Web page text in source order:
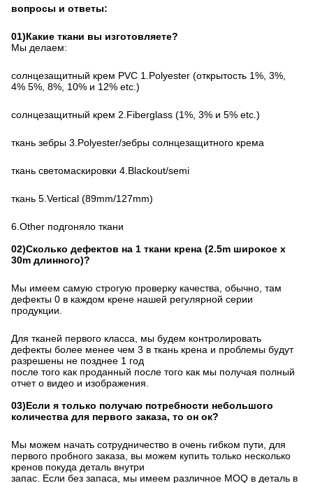
вопросы и ответы:
01)Какие ткани вы изготовляете?
Мы делаем:
солнцезащитный крем PVC 1.Polyester (открытость 1%, 3%,
4% 5%, 8%, 10% и 12% etc.)
солнцезащитный крем 2.Fiberglass (1%, 3% и 5% etc.)
ткань зебры 3.Polyester/зебры солнцезащитного крема
ткань светомаскировки 4.Blackout/semi
ткань 5.Vertical (89mm/127mm)
6.Other подгоняло ткани
02)Сколько дефектов на 1 ткани крена (2.5m широкое x
30m длинного)?
Мы имеем самую строгую проверку качества, обычно, там
дефекты 0 в каждом крене нашей регулярной серии
продукции.
Для тканей первого класса, мы будем контролировать
дефекты более менее чем 3 в ткань крена и проблемы будут
разрешены не позднее 1 год
после того как проданный после того как мы получая полный
отчет о видео и изображения.
03)Если я только получаю потребности небольшого
количества для первого заказа, то он ок?
Мы можем начать сотрудничество в очень гибком пути, для
первого пробного заказа, вы можем купить только несколько
кренов покуда деталь внутри
запас. Если без запаса, мы имеем различное MOQ в деталь в